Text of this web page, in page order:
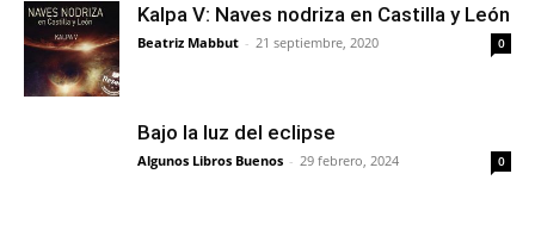
Kalpa V: Naves nodriza en Castilla y León
Beatriz Mabbut - 21 septiembre, 2020 0
Bajo la luz del eclipse
Algunos Libros Buenos - 29 febrero, 2024 0